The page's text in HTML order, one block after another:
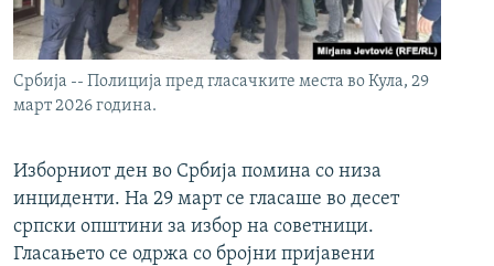
Србија -- Полиција пред гласачките места во Кула, 29
март 2026 година.
Изборниот ден во Србија помина со низа
инциденти. На 29 март се гласаше во десет
српски општини за избор на советници.
Гласањето се одржа со бројни пријавени